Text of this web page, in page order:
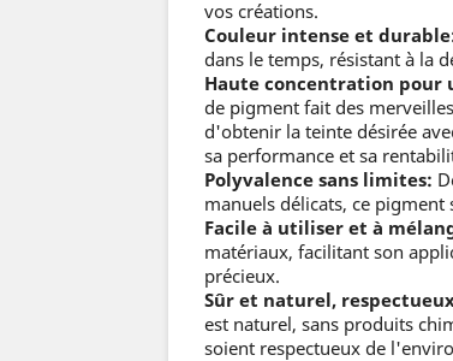
vos créations.
Couleur intense et
dans le temps, résistant à la
Haute concentration pour
de pigment fait des
d'obtenir la teinte désirée
sa performance et sa
Polyvalence sans limites:
manuels délicats, ce pigment
Facile à utiliser et à
matériaux, facilitant son
précieux.
Sûr et naturel,
est naturel, sans produits
soient respectueux de